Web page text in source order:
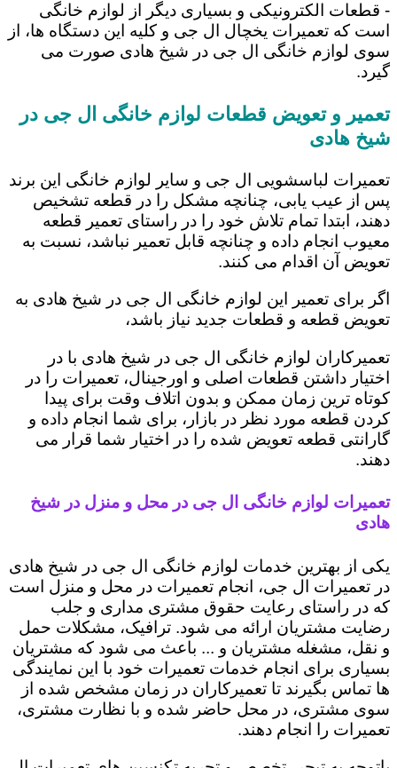
- قطعات الکترونیکی و بسیاری دیگر از لوازم خانگی
است که تعمیرات یخچال ال جی و کلیه این دستگاه ها، از
سوی لوازم خانگی ال جی در شیخ هادی صورت می
گیرد.
تعمیر و تعویض قطعات لوازم خانگی ال جی در
شیخ هادی
تعمیرات لباسشویی ال جی و سایر لوازم خانگی این برند
پس از عیب یابی، چنانچه مشکل را در قطعه تشخیص
دهند، ابتدا تمام تلاش خود را در راستای تعمیر قطعه
معیوب انجام داده و چنانچه قابل تعمیر نباشد، نسبت به
تعویض آن اقدام می کنند.
اگر برای تعمیر این لوازم خانگی ال جی در شیخ هادی به
تعویض قطعه و قطعات جدید نیاز باشد،
تعمیرکاران لوازم خانگی ال جی در شیخ هادی با در
اختیار داشتن قطعات اصلی و اورجینال، تعمیرات را در
کوتاه ترین زمان ممکن و بدون اتلاف وقت برای پیدا
کردن قطعه مورد نظر در بازار، برای شما انجام داده و
گارانتی قطعه تعویض شده را در اختیار شما قرار می
دهند.
تعمیرات لوازم خانگی ال جی در محل و منزل در شیخ
هادی
یکی از بهترین خدمات لوازم خانگی ال جی در شیخ هادی
در تعمیرات ال جی، انجام تعمیرات در محل و منزل است
که در راستای رعایت حقوق مشتری مداری و جلب
رضایت مشتریان ارائه می شود. ترافیک، مشکلات حمل
و نقل، مشغله مشتریان و ... باعث می شود که مشتریان
بسیاری برای انجام خدمات تعمیرات خود با این نمایندگی
ها تماس بگیرند تا تعمیرکاران در زمان مشخص شده از
سوی مشتری، در محل حاضر شده و با نظارت مشتری،
تعمیرات را انجام دهند.